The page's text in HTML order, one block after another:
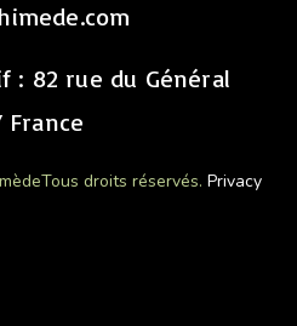
: 82 rue du Général
France
Tous droits réservés. Privacy